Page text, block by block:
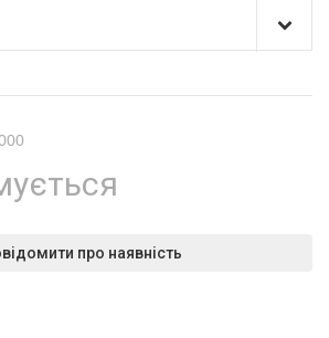
про наявність